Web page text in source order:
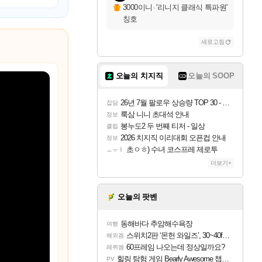
3000이니 ·'리니지 클래식 특파원'
칭호
새로고침
오늘의 치지직 오늘의 SOOP
잡담 26년 7월 팔로우 상승량 TOP 30 - 월간 치지직
정보 룩삼 니니 초대석 안내
클립 봉누도2 두 번째 티저 - 일상
정보 2026 치지직 이리대회 오픈컵 안내
ㅗㅜㅑ 초ㅇㅎ) 수녀 코스프레 제로투
더보기+
오늘의 팟벤
여행 동해바다 추암해수욕장
해외겜 스위치2판 ‘몬헌 와일즈’, 30~40fps 목표 추정
레퀴엠 60프레임 나오는데 정상일까요?
PV 힐링 탐험 게임 Bearly Awesome 챕터 1 트레일러